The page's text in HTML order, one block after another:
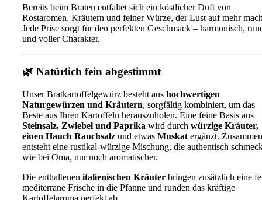
Bereits beim Braten entfaltet sich ein köstlicher Duft von
Röstaromen, Kräutern und feiner Würze, der Lust auf mehr
Jede Prise sorgt für den perfekten Geschmack – harmonisch,
und voller Charakter.
🌿 Natürlich fein abgestimmt
Unser Bratkartoffelgewürz besteht aus hochwertigen
Naturgewürzen und Kräutern, sorgfältig kombiniert, um das
Beste aus Ihren Kartoffeln herauszuholen. Eine feine Basis aus
Steinsalz, Zwiebel und Paprika wird durch würzige Kräuter,
einen Hauch Rauchsalz und etwas Muskat ergänzt. Zusammen
entsteht eine rustikal-würzige Mischung, die authentisch
wie bei Oma, nur noch aromatischer.
Die enthaltenen italienischen Kräuter bringen zusätzlich eine
mediterrane Frische in die Pfanne und runden das kräftige